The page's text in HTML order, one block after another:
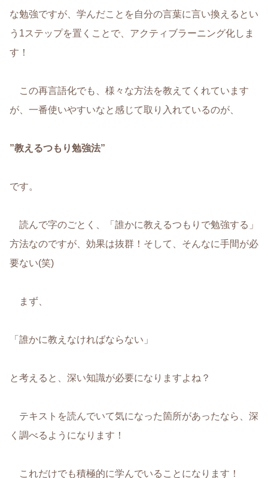
な勉強ですが、学んだことを自分の言葉に言い換えるとい
う1ステップを置くことで、アクティブラーニング化しま
す！
この再言語化でも、様々な方法を教えてくれています
が、一番使いやすいなと感じて取り入れているのが、
”教えるつもり勉強法”
です。
読んで字のごとく、「誰かに教えるつもりで勉強する」
方法なのですが、効果は抜群！そして、そんなに手間が必
要ない(笑)
まず、
「誰かに教えなければならない」
と考えると、深い知識が必要になりますよね？
テキストを読んでいて気になった箇所があったなら、深
く調べるようになります！
これだけでも積極的に学んでいることになります！